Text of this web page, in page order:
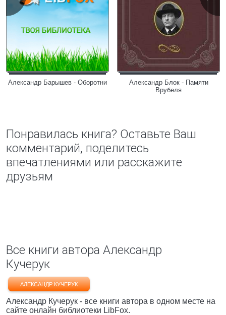
Александр Барышев - Оборотни
Александр Блок - Памяти
Врубеля
Понравилась книга? Оставьте Ваш
комментарий, поделитесь
впечатлениями или расскажите
друзьям
Все книги автора Александр
Кучерук
АЛЕКСАНДР КУЧЕРУК
Александр Кучерук - все книги автора в одном месте на
сайте онлайн библиотеки LibFox.